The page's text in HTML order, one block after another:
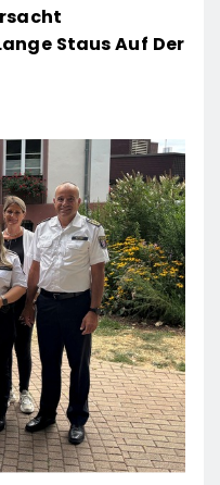
Staus Auf Der